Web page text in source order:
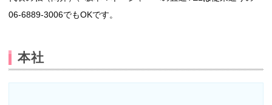
06-6889-3006でもOKです。
本社